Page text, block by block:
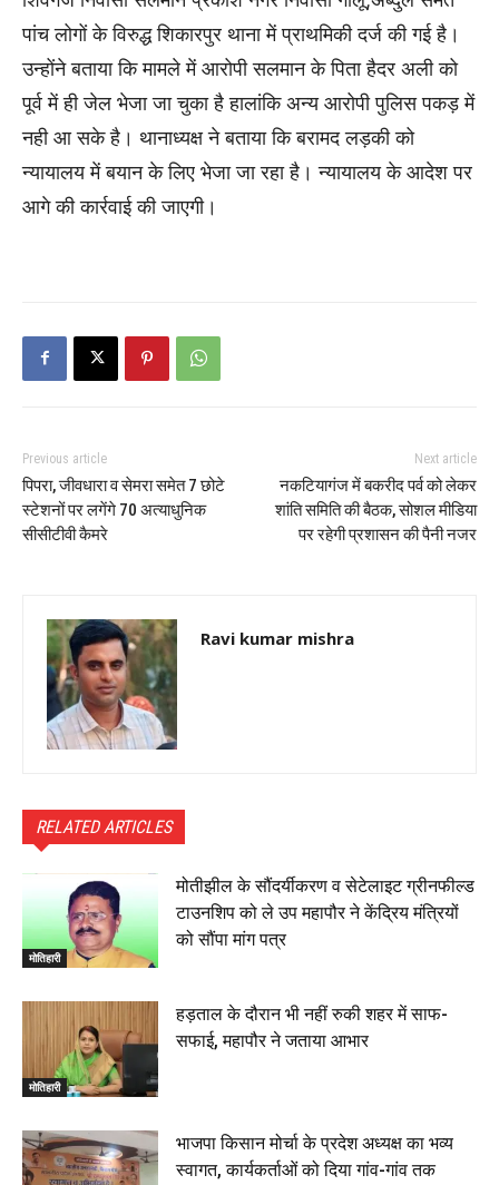
पांच लोगों के विरुद्ध शिकारपुर थाना में प्राथमिकी दर्ज की गई है।
उन्होंने बताया कि मामले में आरोपी सलमान के पिता हैदर अली को
पूर्व में ही जेल भेजा जा चुका है हालांकि अन्य आरोपी पुलिस पकड़ में
नही आ सके है। थानाध्यक्ष ने बताया कि बरामद लड़की को
न्यायालय में बयान के लिए भेजा जा रहा है। न्यायालय के आदेश पर
आगे की कार्रवाई की जाएगी।
Previous article
पिपरा, जीवधारा व सेमरा समेत 7 छोटे
स्टेशनों पर लगेंगे 70 अत्याधुनिक
सीसीटीवी कैमरे
Next article
नकटियागंज में बकरीद पर्व को लेकर
शांति समिति की बैठक, सोशल मीडिया
पर रहेगी प्रशासन की पैनी नजर
Ravi kumar mishra
RELATED ARTICLES
मोतिहारी
मोतीझील के सौंदर्यीकरण व सेटेलाइट ग्रीनफील्ड
टाउनशिप को ले उप महापौर ने केंद्रिय मंत्रियों
को सौंपा मांग पत्र
मोतिहारी
हड़ताल के दौरान भी नहीं रुकी शहर में साफ-
सफाई, महापौर ने जताया आभार
भाजपा किसान मोर्चा के प्रदेश अध्यक्ष का भव्य
स्वागत, कार्यकर्ताओं को दिया गांव-गांव तक